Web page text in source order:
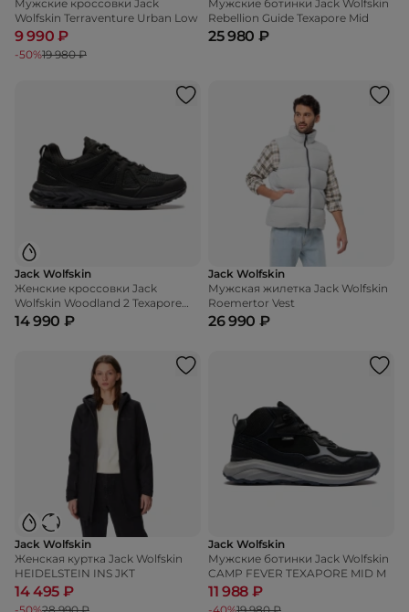
Мужские кроссовки Jack
Wolfskin Terraventure Urban Low
9 990 ₽
-50%19 980 ₽
Мужские ботинки Jack Wolfskin
Rebellion Guide Texapore Mid
25 980 ₽
Jack Wolfskin
Женские кроссовки Jack
Wolfskin Woodland 2 Texapore
Low
14 990 ₽
Jack Wolfskin
Мужская жилетка Jack Wolfskin
Roemertor Vest
26 990 ₽
Jack Wolfskin
Женская куртка Jack Wolfskin
HEIDELSTEIN INS JKT
14 495 ₽
Jack Wolfskin
Мужские ботинки Jack Wolfskin
CAMP FEVER TEXAPORE MID M
11 988 ₽